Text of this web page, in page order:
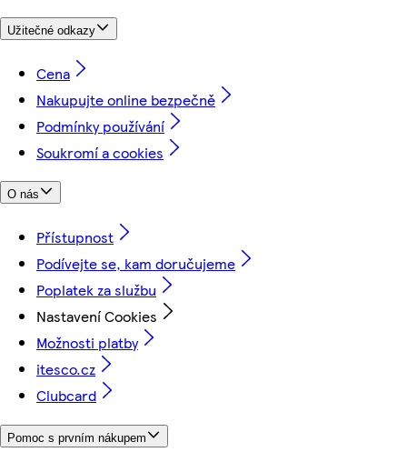
Užitečné odkazy
Cena
Nakupujte online bezpečně
Podmínky používání
Soukromí a cookies
O nás
Přístupnost
Podívejte se, kam doručujeme
Poplatek za službu
Nastavení Cookies
Možnosti platby
itesco.cz
Clubcard
Pomoc s prvním nákupem